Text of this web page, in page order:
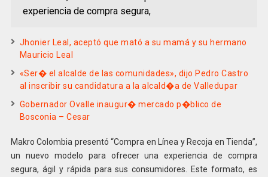
experiencia de compra segura,
Jhonier Leal, aceptó que mató a su mamá y su hermano
Mauricio Leal
«Ser� el alcalde de las comunidades», dijo Pedro Castro
al inscribir su candidatura a la alcald�a de Valledupar
Gobernador Ovalle inaugur� mercado p�blico de
Bosconia – Cesar
Makro Colombia presentó “Compra en Línea y Recoja en Tienda”,
un nuevo modelo para ofrecer una experiencia de compra
segura, ágil y rápida para sus consumidores. Este formato, es